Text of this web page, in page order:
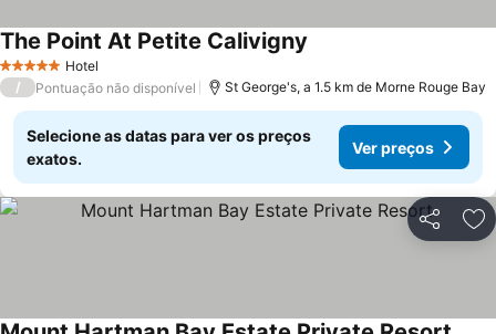
5 Estrelas Hotel
The Point At Petite Calivigny
/ Pontuação não disponível St George's, a 1.5 km de Morne Rouge Bay
Selecione as datas para ver os preços
exatos.
Ver preços
Partilhar